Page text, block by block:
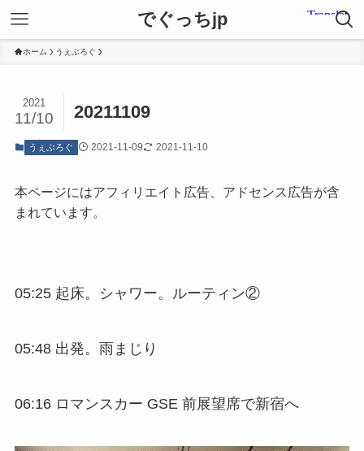
でぐっちjp
ホーム うぇぶろぐ
20211109
2021
11/10
うぇぶろぐ 2021-11-09 2021-11-10
本ページにはアフィリエイト広告、アドセンス広告が含
まれています。
05:25 起床。シャワー。ルーティン②
05:48 出発。雨まじり
06:16 ロマンスカー GSE 前展望席で新宿へ